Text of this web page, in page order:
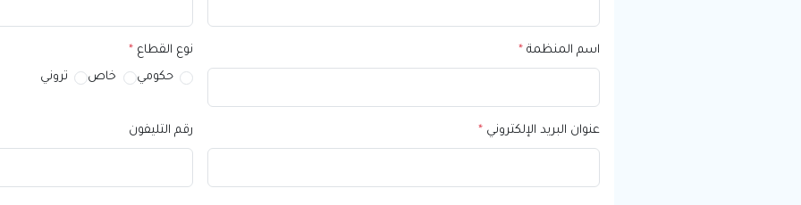
اسم المنظمة * نوع القطاع *
حكومي
خاص تروني
عنوان البريد الإلكتروني * رقم التليفون